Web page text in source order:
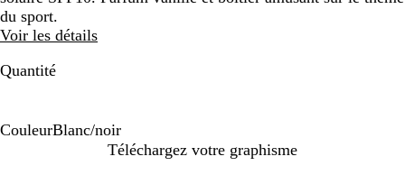
zoomer
et
les
touches
fléchées
défiler
zoomer
défiler
zoomer
zoomer
zoomer
du sport.
Voir les détails
Quantité
CouleurBlanc/noir
Téléchargez votre graphisme